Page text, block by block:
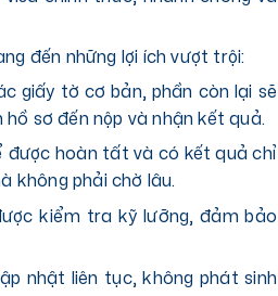
đến những lợi ích vượt trội:
giấy tờ cơ bản, phần còn lại sẽ
sơ đến nộp và nhận kết quả.
được hoàn tất và có kết quả chỉ
không phải chờ lâu.
kiểm tra kỹ lưỡng, đảm bảo
nhật liên tục, không phát sinh